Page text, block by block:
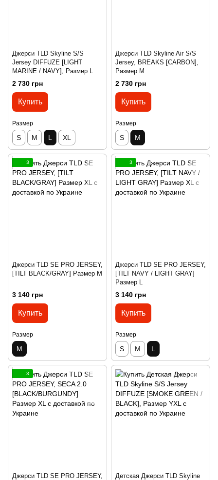
Джерси TLD Skyline S/S
Jersey DIFFUZE [LIGHT
MARINE / NAVY], Размер L
2 730 грн
Купить
Размер
S M L XL
Джерси TLD Skyline Air S/S
Jersey, BREAKS [CARBON],
Размер M
2 730 грн
Купить
Размер
S M
3
Джерси TLD SE PRO JERSEY,
[TILT BLACK/GRAY] Размер M
3 140 грн
Купить
Размер
M
3
Джерси TLD SE PRO JERSEY,
[TILT NAVY / LIGHT GRAY]
Размер L
3 140 грн
Купить
Размер
S M L
3
Джерси TLD SE PRO JERSEY,
Детская Джерси TLD Skyline